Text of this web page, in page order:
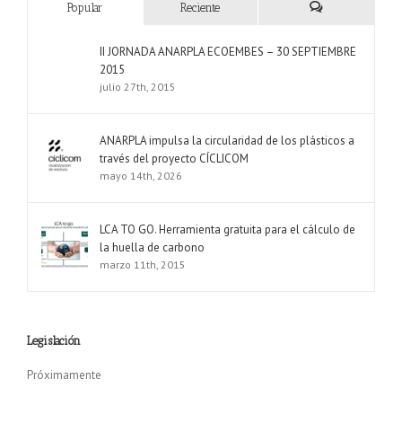
Popular Reciente
II JORNADA ANARPLA ECOEMBES – 30 SEPTIEMBRE
2015
julio 27th, 2015
ANARPLA impulsa la circularidad de los plásticos a
través del proyecto CÍCLICOM
mayo 14th, 2026
LCA TO GO. Herramienta gratuita para el cálculo de
la huella de carbono
marzo 11th, 2015
Legislación
Próximamente